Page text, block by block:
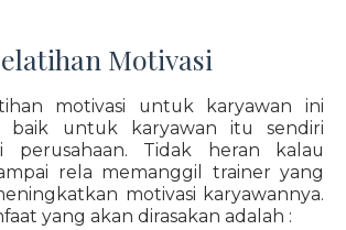
Motivasi
motivasi untuk karyawan ini
baik untuk karyawan itu sendiri
perusahaan. Tidak heran kalau
rela memanggil trainer yang
motivasi karyawannya.
yang akan dirasakan adalah :